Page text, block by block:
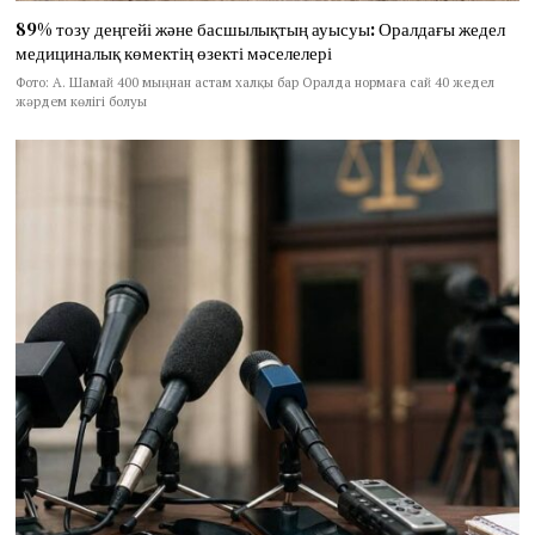
89% тозу деңгейі және басшылықтың ауысуы: Оралдағы жедел
медициналық көмектің өзекті мәселелері
Фото: А. Шамай 400 мыңнан астам халқы бар Оралда нормаға сай 40 жедел
жәрдем көлігі болуы